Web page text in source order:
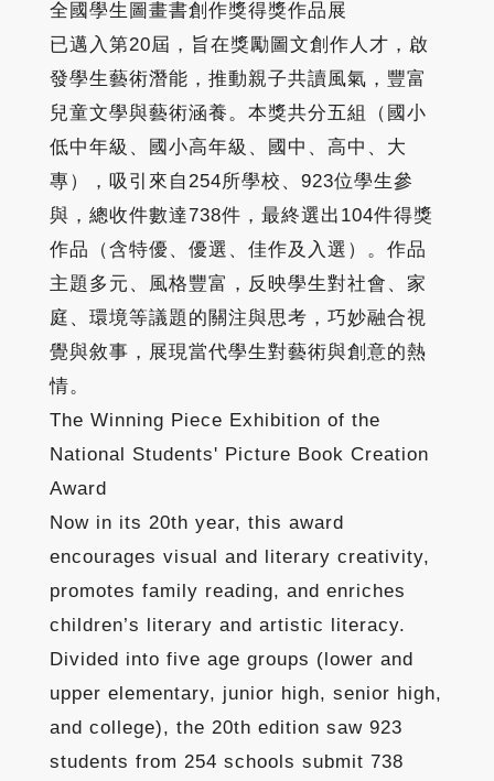
全國學生圖畫書創作獎得獎作品展
已邁入第20屆，旨在獎勵圖文創作人才，啟
發學生藝術潛能，推動親子共讀風氣，豐富
兒童文學與藝術涵養。本獎共分五組（國小
低中年級、國小高年級、國中、高中、大
專），吸引來自254所學校、923位學生參
與，總收件數達738件，最終選出104件得獎
作品（含特優、優選、佳作及入選）。作品
主題多元、風格豐富，反映學生對社會、家
庭、環境等議題的關注與思考，巧妙融合視
覺與敘事，展現當代學生對藝術與創意的熱
情。
The Winning Piece Exhibition of the
National Students' Picture Book Creation
Award
Now in its 20th year, this award
encourages visual and literary creativity,
promotes family reading, and enriches
children’s literary and artistic literacy.
Divided into five age groups (lower and
upper elementary, junior high, senior high,
and college), the 20th edition saw 923
students from 254 schools submit 738